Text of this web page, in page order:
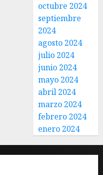
octubre 2024
septiembre
2024
agosto 2024
julio 2024
junio 2024
mayo 2024
abril 2024
marzo 2024
febrero 2024
enero 2024